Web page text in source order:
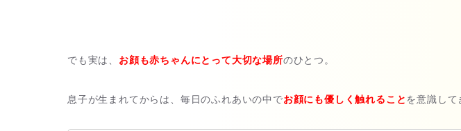
でも実は、 お顔も赤ちゃんにとって大切な場所のひとつ。
息子が生まれてからは、毎日のふれあいの中でお顔にも優しく触れることを意識して